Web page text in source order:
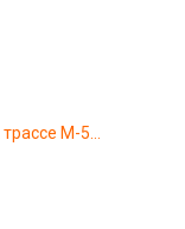
трассе М-5